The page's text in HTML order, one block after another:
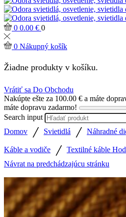
0 0.00 € 0
0 Nákupný košík
Žiadne produkty v košíku.
Vrátiť sa Do Obchodu
Nakúpte ešte za 100.00 € a máte
máte dopravu zadarmo!
Search input
Domov / Svietidlá / Náhradné
Káble a vodiče / Textilné káble
Návrat na predchádzajúcu stránku